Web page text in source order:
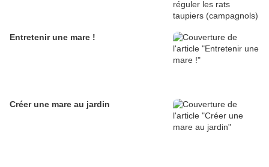
Entretenir une mare !
Créer une mare au jardin